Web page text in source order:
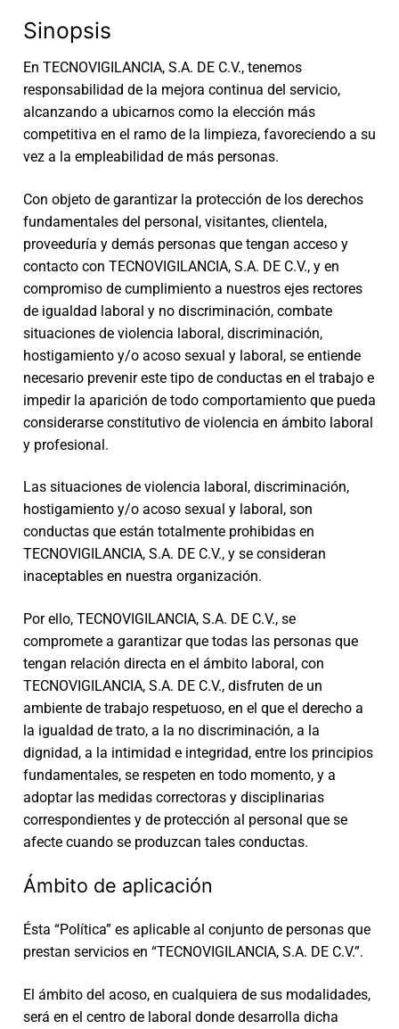
Sinopsis
En TECNOVIGILANCIA, S.A. DE C.V., tenemos
responsabilidad de la mejora continua del servicio,
alcanzando a ubicarnos como la elección más
competitiva en el ramo de la limpieza, favoreciendo a su
vez a la empleabilidad de más personas.
Con objeto de garantizar la protección de los derechos
fundamentales del personal, visitantes, clientela,
proveeduría y demás personas que tengan acceso y
contacto con TECNOVIGILANCIA, S.A. DE C.V., y en
compromiso de cumplimiento a nuestros ejes rectores
de igualdad laboral y no discriminación, combate
situaciones de violencia laboral, discriminación,
hostigamiento y/o acoso sexual y laboral, se entiende
necesario prevenir este tipo de conductas en el trabajo e
impedir la aparición de todo comportamiento que pueda
considerarse constitutivo de violencia en ámbito laboral
y profesional.
Las situaciones de violencia laboral, discriminación,
hostigamiento y/o acoso sexual y laboral, son
conductas que están totalmente prohibidas en
TECNOVIGILANCIA, S.A. DE C.V., y se consideran
inaceptables en nuestra organización.
Por ello, TECNOVIGILANCIA, S.A. DE C.V., se
compromete a garantizar que todas las personas que
tengan relación directa en el ámbito laboral, con
TECNOVIGILANCIA, S.A. DE C.V., disfruten de un
ambiente de trabajo respetuoso, en el que el derecho a
la igualdad de trato, a la no discriminación, a la
dignidad, a la intimidad e integridad, entre los principios
fundamentales, se respeten en todo momento, y a
adoptar las medidas correctoras y disciplinarias
correspondientes y de protección al personal que se
afecte cuando se produzcan tales conductas.
Ámbito de aplicación
Ésta “Política” es aplicable al conjunto de personas que
prestan servicios en “TECNOVIGILANCIA, S.A. DE C.V.”.
El ámbito del acoso, en cualquiera de sus modalidades,
será en el centro de laboral donde desarrolla dicha